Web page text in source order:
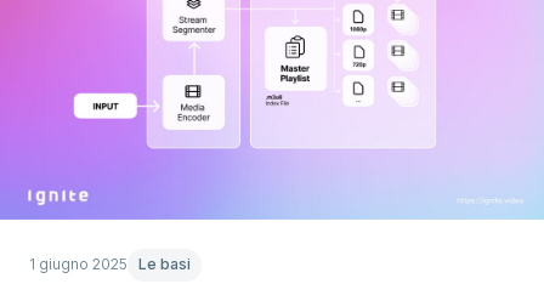
1 giugno 2025 Le basi